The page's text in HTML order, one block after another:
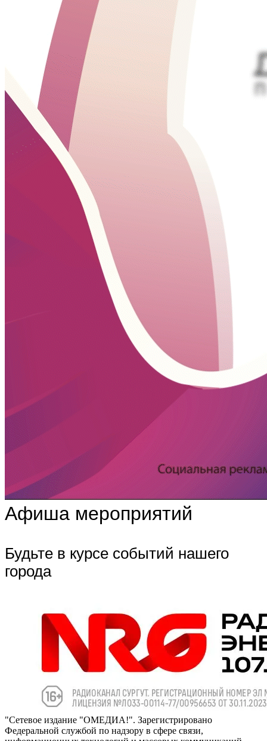
Афиша мероприятий
Будьте в курсе событий нашего
города
"Сетевое издание "ОМЕДИА!". Зарегистрировано
Федеральной службой по надзору в сфере связи,